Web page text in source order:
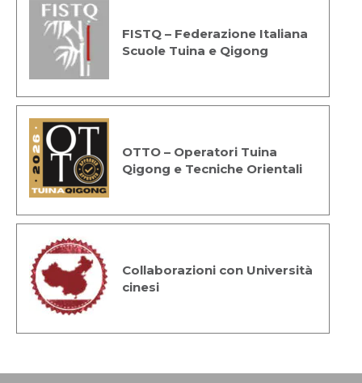
FISTQ – Federazione Italiana
Scuole Tuina e Qigong
OTTO – Operatori Tuina
Qigong e Tecniche Orientali
Collaborazioni con Università
cinesi